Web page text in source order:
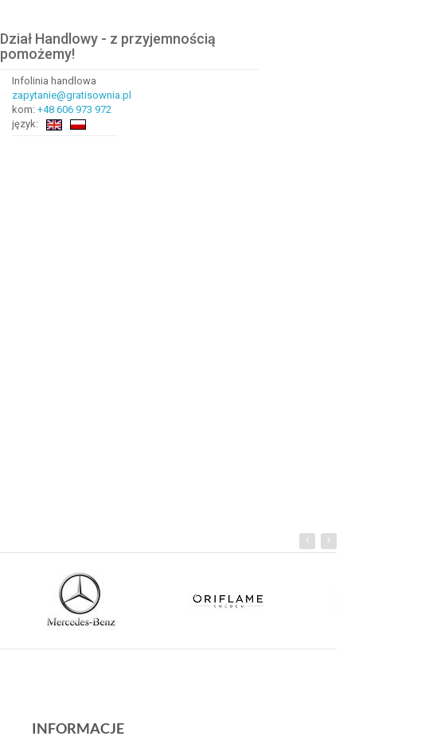
Dział Handlowy - z przyjemnością
pomożemy!
Infolinia handlowa
zapytanie@gratisownia.pl
kom:+48 606 973 972
język:
INFORMACJE